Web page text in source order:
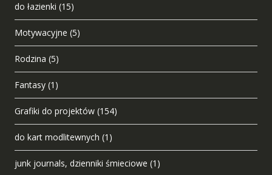
do łazienki (15)
Motywacyjne (5)
Rodzina (5)
Fantasy (1)
Grafiki do projektów (154)
do kart modlitewnych (1)
junk journals, dzienniki śmieciowe (1)